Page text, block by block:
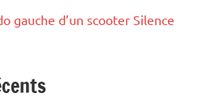
gauche d’un scooter Silence